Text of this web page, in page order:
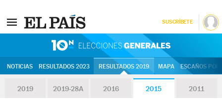
SUSCRÍBETE
NOTICIAS RESULTADOS 2023 RESULTADOS 2019 MAPA ESCAÑOS
2019 2019-28A 2016 2015 2011